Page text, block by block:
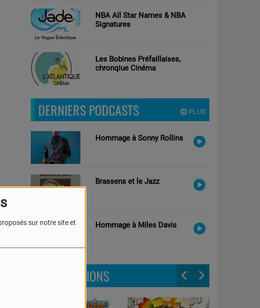
sur notre site et
NBA All Star Names & NBA
Signatures
Les Bobines Préfaillaises,
chronqiue Cinéma
PLUS
DERNIERS PODCASTS
Hommage à Sonny Rollins
Brassens et le Jazz
Hommage à Miles Davis
LES ÉMISSIONS